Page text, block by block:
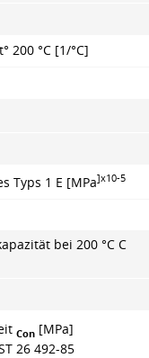
200 °C [1/°C]
Typs 1 E [MPa]x10-5
bei 200 °C C
Con [MPa]
26 492-85